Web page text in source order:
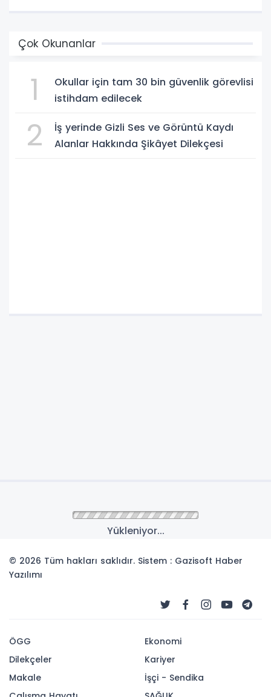
Çok Okunanlar
1
Okullar için tam 30 bin güvenlik görevlisi
istihdam edilecek
2
İş yerinde Gizli Ses ve Görüntü Kaydı
Alanlar Hakkında Şikâyet Dilekçesi
Yükleniyor...
© 2026 Tüm hakları saklıdır. Sistem : Gazisoft Haber
Yazılımı
ÖGG
Dilekçeler
Makale
Ekonomi
Kariyer
İşçi - Sendika